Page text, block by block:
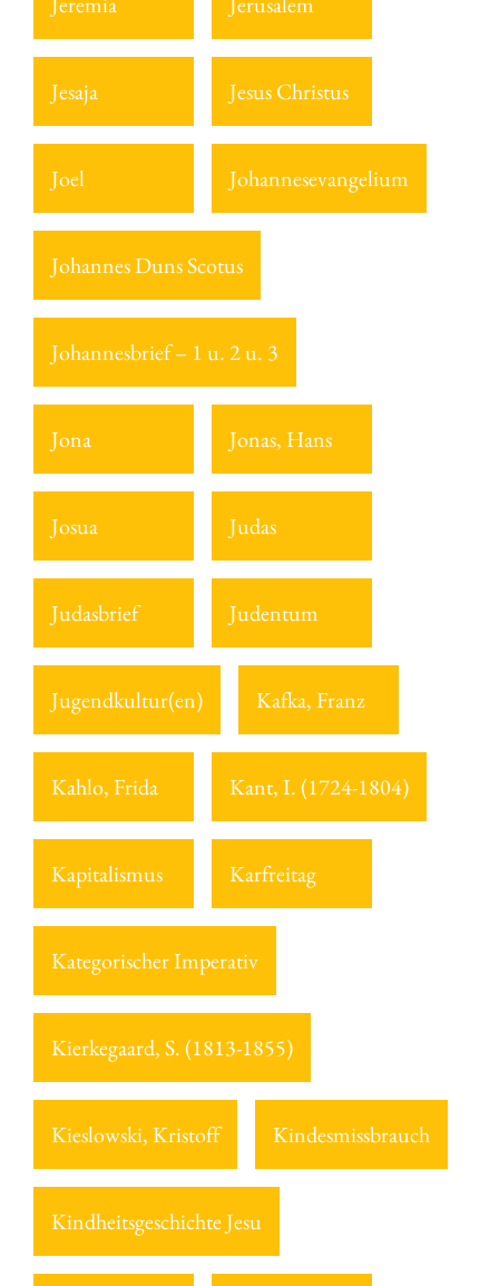
Jesaja Jesus Christus
Joel Johannesevangelium
Johannes Duns Scotus
Johannesbrief – 1 u. 2 u. 3
Jona Jonas, Hans
Josua Judas
Judasbrief Judentum
Jugendkultur(en) Kafka, Franz
Kahlo, Frida Kant, I. (1724-1804)
Kapitalismus Karfreitag
Kategorischer Imperativ
Kierkegaard, S. (1813-1855)
Kieslowski, Kristoff Kindesmissbrauch
Kindheitsgeschichte Jesu